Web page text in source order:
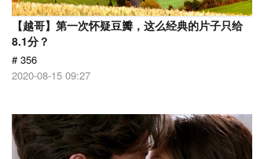
【越哥】第一次怀疑豆瓣，这么经典的片子只给
8.1分？
# 356
2020-08-15 09:27